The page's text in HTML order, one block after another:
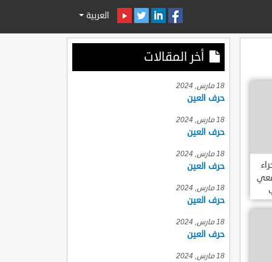
العربية
أخر المقالات
18 مارس, 2024
حرف العين
18 مارس, 2024
حرف العين
18 مارس, 2024
حرف العين
18 مارس, 2024
حرف العين
18 مارس, 2024
حرف العين
18 مارس, 2024